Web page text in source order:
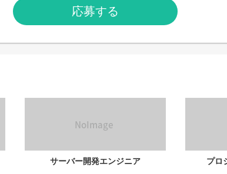
応募する
サーバー開発エンジニア プロ